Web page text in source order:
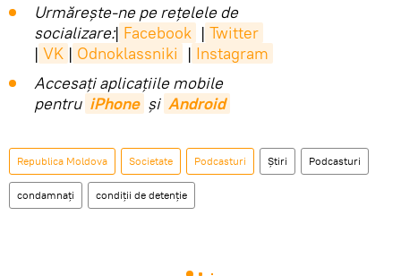
Urmărește-ne pe rețelele de
socializare:| Facebook | Twitter
| VK | Odnoklassniki | Instagram
Accesaţi aplicaţiile mobile
pentru iPhone și Android
Republica Moldova Societate Podcasturi Știri Podcasturi
condamnați condiţii de detenţie